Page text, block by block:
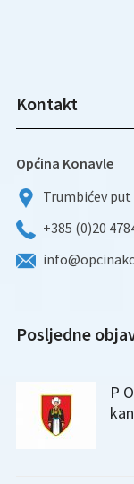
Kontakt
Općina Konavle
Trumbićev put
+385 (0)20
Posljedne
P